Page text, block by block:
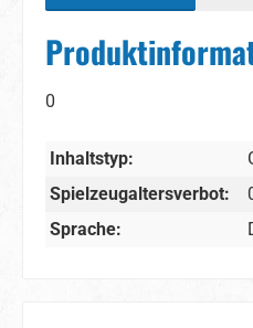
0
Inhaltstyp:
Spielzeugaltersverbot:
Sprache: